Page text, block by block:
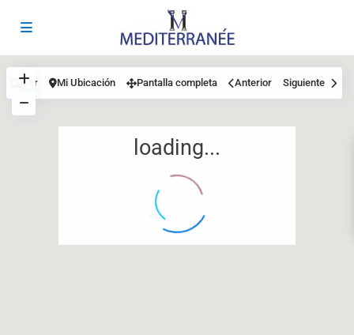
12
loading...
Ver Mi Ubicación Pantalla completa Anterior Siguiente